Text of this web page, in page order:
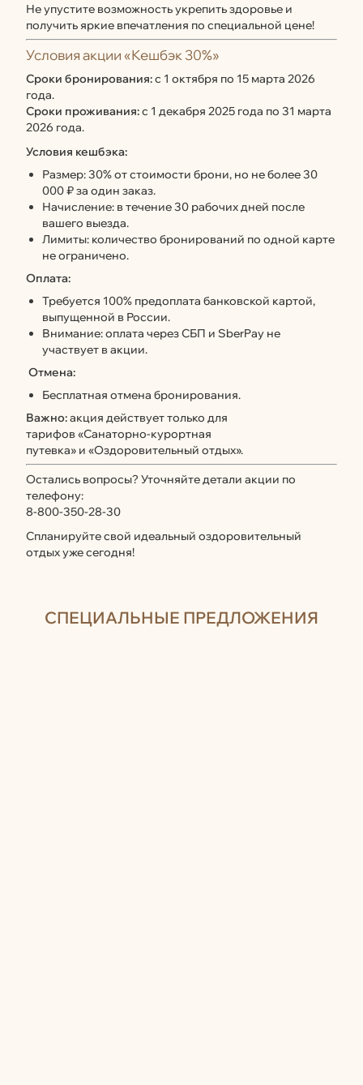
Не упустите возможность укрепить здоровье и
получить яркие впечатления по специальной цене!
Условия акции «Кешбэк 30%»
Сроки бронирования:с 1 октября по 15 марта 2026
года.
Сроки проживания:с 1 декабря 2025 года по 31 марта
2026 года.
Условия кешбэка:
Размер: 30% от стоимости брони, но не более 30
000 ₽ за один заказ.
Начисление: в течение 30 рабочих дней после
вашего выезда.
Лимиты: количество бронирований по одной карте
не ограничено.
Оплата:
Требуется 100% предоплата банковской картой,
выпущенной в России.
Внимание: оплата через СБП и SberPay не
участвует в акции.
Отмена:
Бесплатная отмена бронирования.
Важно:акция действует только для
тарифов «Санаторно-курортная
путевка» и «Оздоровительный отдых».
Остались вопросы? Уточняйте детали акции по
телефону:
8-800-350-28-30
Спланируйте свой идеальный оздоровительный
отдых уже сегодня!
СПЕЦИАЛЬНЫЕ ПРЕДЛОЖЕНИЯ